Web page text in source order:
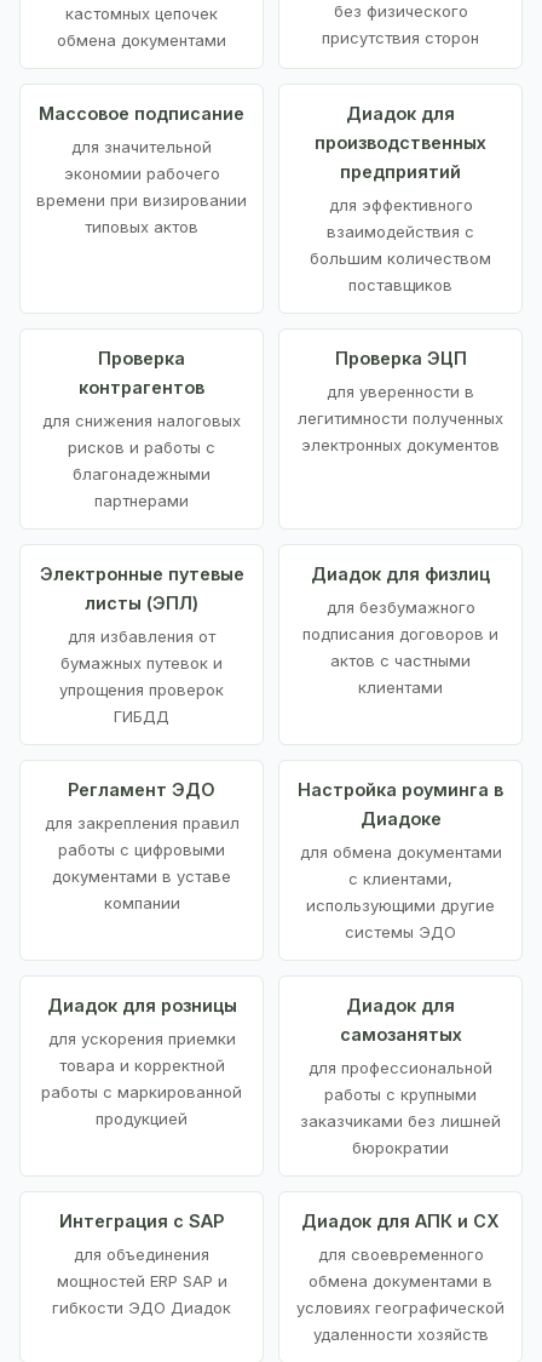
кастомных цепочек
обмена документами
без физического
присутствия сторон
Массовое подписание
для значительной
экономии рабочего
времени при визировании
типовых актов
Диадок для
производственных
предприятий
для эффективного
взаимодействия с
большим количеством
поставщиков
Проверка
контрагентов
для снижения налоговых
рисков и работы с
благонадежными
партнерами
Проверка ЭЦП
для уверенности в
легитимности полученных
электронных документов
Электронные путевые
листы (ЭПЛ)
для избавления от
бумажных путевок и
упрощения проверок
ГИБДД
Диадок для физлиц
для безбумажного
подписания договоров и
актов с частными
клиентами
Регламент ЭДО
для закрепления правил
работы с цифровыми
документами в уставе
компании
Настройка роуминга в
Диадоке
для обмена документами
с клиентами,
использующими другие
системы ЭДО
Диадок для розницы
для ускорения приемки
товара и корректной
работы с маркированной
продукцией
Диадок для
самозанятых
для профессиональной
работы с крупными
заказчиками без лишней
бюрократии
Интеграция с SAP
для объединения
мощностей ERP SAP и
гибкости ЭДО Диадок
Диадок для АПК и СХ
для своевременного
обмена документами в
условиях географической
удаленности хозяйств